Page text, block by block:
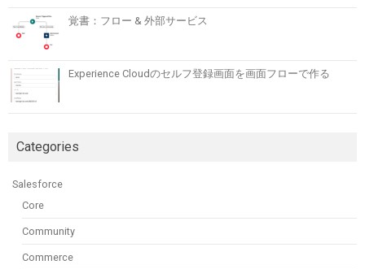
覚書：フロー & 外部サービス
Experience Cloudのセルフ登録画面を画面フローで作る
Categories
Salesforce
Core
Community
Commerce